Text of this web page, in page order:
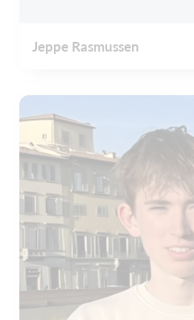
Jeppe Rasmussen